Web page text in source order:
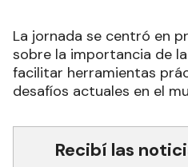
La jornada se centró en
sobre la importancia de
facilitar herramientas
desafíos actuales en el
Recibí las